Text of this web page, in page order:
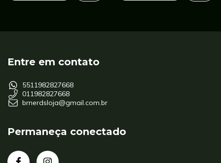
Entre em contato
5511982827668
011982827668
brnerdsloja@gmail.com.br
Permaneça conectado